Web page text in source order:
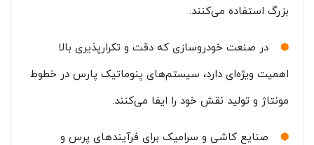
بزرگ استفاده می‌کنند.
در صنعت خودروسازی که دقت و تکرارپذیری بالا
اهمیت ویژه‌ای دارد، سیستم‌های پنوماتیک پارس در خطوط
مونتاژ و تولید نقش خود را ایفا می‌کنند.
صنایع کاشی و سرامیک برای فرآیندهای پرس و